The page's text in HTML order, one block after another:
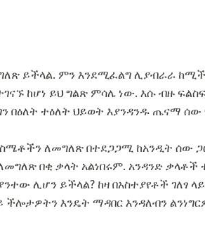
ይችላል. ምን እንደሚፈልግ ሊያብራራ
ከሆነ ይህ ግልጽ ምሳሌ ነው. እሱ ብዙ
ግን በዕለት ተዕለት ህይወት እያንዳንዱ ጤናማ
ለመግለጽ በተደጋጋሚ ከአንዲት ሰው
በቂ ቃላት አልነበሩም. አንዳንድ ቃላቶች
ሊሆን ይችላል? ከዛ በአስተያየቶች ገለፃ
እንዴት ማዳበር እንዳለብን